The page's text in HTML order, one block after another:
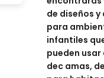
de diseños y
para
infantiles
pueden usar
dec amas,